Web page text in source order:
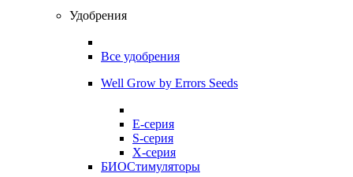
Удобрения
Все удобрения
Well Grow by Errors Seeds
E-серия
S-серия
X-серия
БИОСтимуляторы